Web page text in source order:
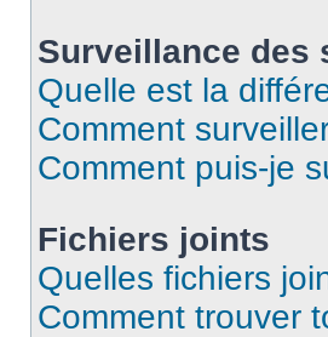
Surveillance des
Quelle est la
Comment
Comment puis-je
Fichiers joints
Quelles fichiers
Comment trouver